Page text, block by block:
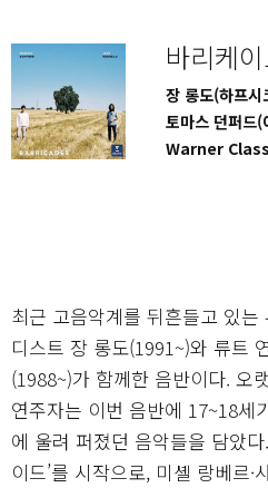
바리케
장 롱도(하프시
토마스 던퍼드(
Warner
최근 고음악계를 뒤흔들고 있
디스트 장 롱도(1991~)와 류트
(1988~)가 함께한 음반이다. 오
연주자는 이번 음반에 17~18세
에 울려 퍼졌던 음악들을 담았
이드’를 시작으로, 미셸 랑베르·